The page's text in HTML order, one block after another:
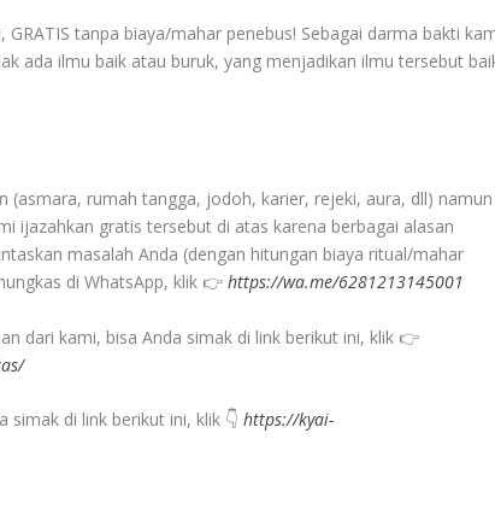
tanpa biaya/mahar penebus! Sebagai darma bakti
ada ilmu baik atau buruk, yang menjadikan ilmu tersebut
(asmara, rumah tangga, jodoh, karier, rejeki, aura, dll) namun
ijazahkan gratis tersebut di atas karena berbagai alasan
masalah Anda (dengan hitungan biaya ritual/mahar
di WhatsApp, klik 👉https://wa.me/6281213145001
dari kami, bisa Anda simak di link berikut ini, klik 👉
simak di link berikut ini, klik 👇https://kyai-